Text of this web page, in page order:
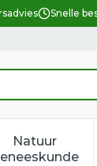
Snelle
en
voor
Natuur
Toon